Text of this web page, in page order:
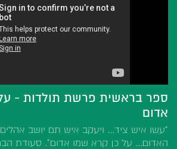
ספר בראשית פרשת תולדות -
אדום
"עשו איש ציד... ויעקב איש תם יושב
האדום... על כן קרא שמו אדום". סעודת